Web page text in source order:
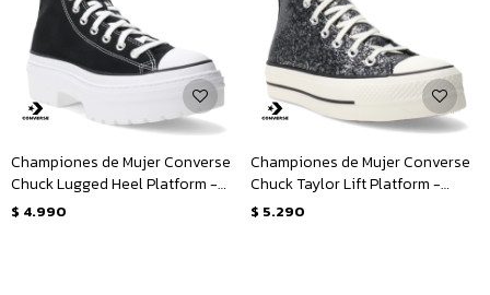
Championes de Mujer Converse
Chuck Lugged Heel Platform -
Negro - Blanco
$ 4.990
Championes de Mujer Converse
Chuck Taylor Lift Platform -
Negro - Blanco
$ 5.290